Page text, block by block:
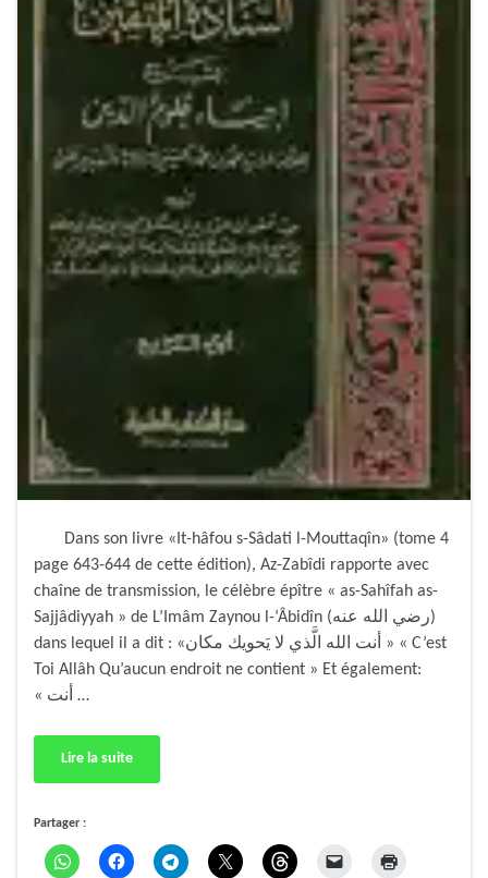
Dans son livre «It-hâfou s-Sâdati l-Mouttaqîn» (tome 4
page 643-644 de cette édition), Az-Zabîdi rapporte avec
chaîne de transmission, le célèbre épître « as-Sahîfah as-
Sajjâdiyyah » de L’Imâm Zaynou l-‘Âbidîn (رضي الله عنه)
dans lequel il a dit : «أنت الله الَّذي لا يَحويك مكان » « C’est
Toi Allâh Qu’aucun endroit ne contient » Et également:
« أنت …
Lire la suite
Partager :